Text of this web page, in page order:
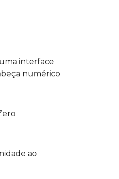
interface
numérico
ao